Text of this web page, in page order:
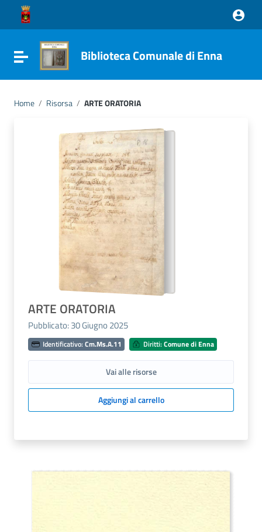
Vai ai contenuti
Vai al menu di navigazione
Vai al footer
Attiva / disattiva la navigazione
Biblioteca Comunale di Enna
Home / Risorsa / ARTE ORATORIA
ARTE ORATORIA
Pubblicato: 30 Giugno 2025
Identificativo: Cm.Ms.A.11 Diritti:Comune di Enna
Vai alle risorse
Aggiungi al carrello